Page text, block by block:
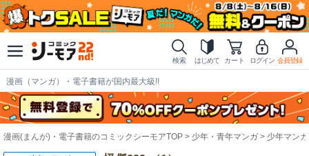
検索 はじめて カート ログイン 会員登録
漫画（マンガ）・電子書籍が国内最大級!!
漫画(まんが)・電子書籍のコミックシーモアTOP 少年・青年マンガ 少年マンガ